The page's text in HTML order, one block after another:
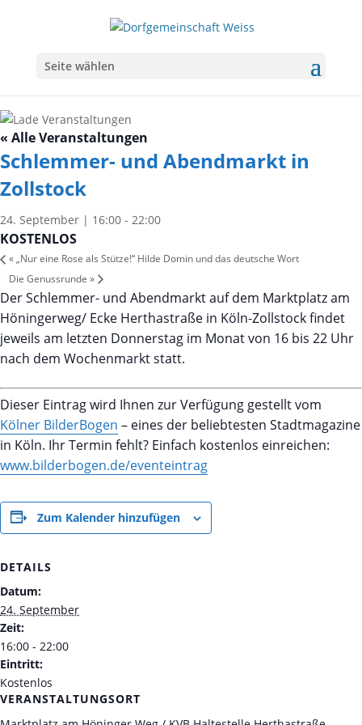
Seite wählen
« Alle Veranstaltungen
Schlemmer- und Abendmarkt in
Zollstock
24. September | 16:00 - 22:00
KOSTENLOS
«„Nur eine Rose als Stütze!“ Hilde Domin und das deutsche Wort
Die Genussrunde »
Der Schlemmer- und Abendmarkt auf dem Marktplatz am
Höningerweg/ Ecke Herthastraße in Köln-Zollstock findet
jeweils am letzten Donnerstag im Monat von 16 bis 22 Uhr
nach dem Wochenmarkt statt.
Dieser Eintrag wird Ihnen zur Verfügung gestellt vom
Kölner BilderBogen – eines der beliebtesten Stadtmagazine
in Köln. Ihr Termin fehlt? Einfach kostenlos einreichen:
www.bilderbogen.de/eventeintrag
Zum Kalender hinzufügen
DETAILS
Datum:
24. September
Zeit:
16:00 - 22:00
Eintritt:
Kostenlos
VERANSTALTUNGSORT